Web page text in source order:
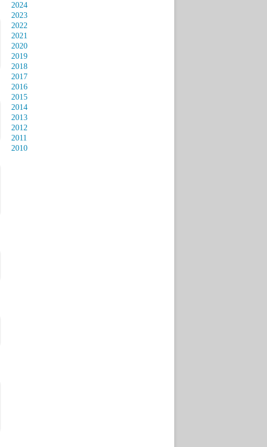
2024
2023
2022
2021
2020
2019
2018
2017
2016
2015
2014
2013
2012
2011
2010